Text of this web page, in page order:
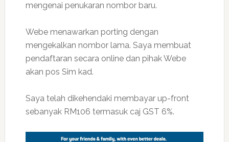
mengenai penukaran nombor baru.
Webe menawarkan porting dengan
mengekalkan nombor lama. Saya membuat
pendaftaran secara online dan pihak Webe
akan pos Sim kad.
Saya telah dikehendaki membayar up-front
sebanyak RM106 termasuk caj GST 6%.